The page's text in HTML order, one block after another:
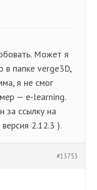
Может я
в папке verge3D,
я не смог
— e-learning.
за ссылку на
2.12.3 ).
#13753